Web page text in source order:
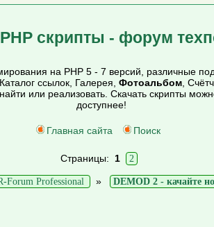
скрипты - форум
на PHP 5 - 7 версий, различные
ссылок, Галерея, Фотоальбом,
или реализовать. Скачать скрипты
доступнее!
Главная сайта Поиск
Страницы: 1 2
Forum Professional » DEMOD 2 - качайте